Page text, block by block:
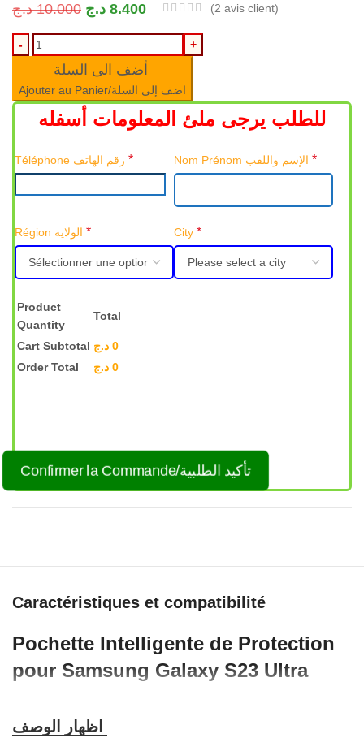
10.000 د.ج 8.400 د.ج (2 avis client)
أضف الى السلة
Ajouter au Panier/اضف إلى السلة
للطلب يرجى ملئ المعلومات أسفله
Téléphone رقم الهاتف* *
Région الولاية* City *
Product
Quantity
Total
Cart Subtotal 0 د.ج
Order Total
0 د.ج
Confirmer la Commande/تأكيد الطلبية
Caractéristiques et compatibilité
Pochette Intelligente de Protection
pour Samsung Galaxy S23 Ultra
S23 Ultra. Elle aide à protéger le téléphone contre les rayures, les